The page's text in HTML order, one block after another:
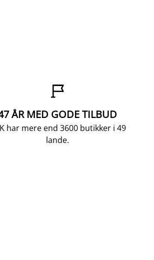

ÅR MED GODE TILBUD
har mere end 3600 butikker i 49
lande.